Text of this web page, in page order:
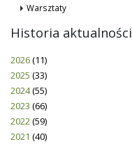
Warsztaty
Historia aktualności
2026(11)
2025 (33)
2024(55)
2023 (66)
2022(59)
2021 (40)